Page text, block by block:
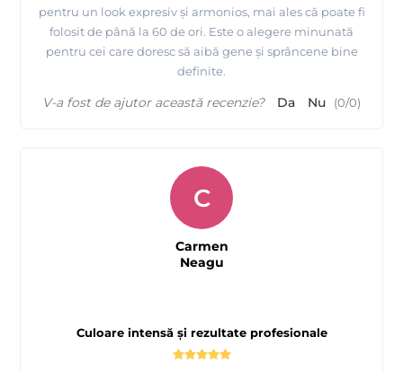
pentru un look expresiv și armonios, mai ales că poate fi
folosit de până la 60 de ori. Este o alegere minunată
pentru cei care doresc să aibă gene și sprâncene bine
definite.
V-a fost de ajutor această recenzie? Da Nu (0/0)
Culoare intensă și rezultate profesionale
C
Carmen
Neagu